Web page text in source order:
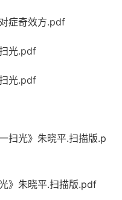
症奇效方.pdf
光.pdf
光.pdf
扫光》朱晓平.扫描版.p
》朱晓平.扫描版.pdf